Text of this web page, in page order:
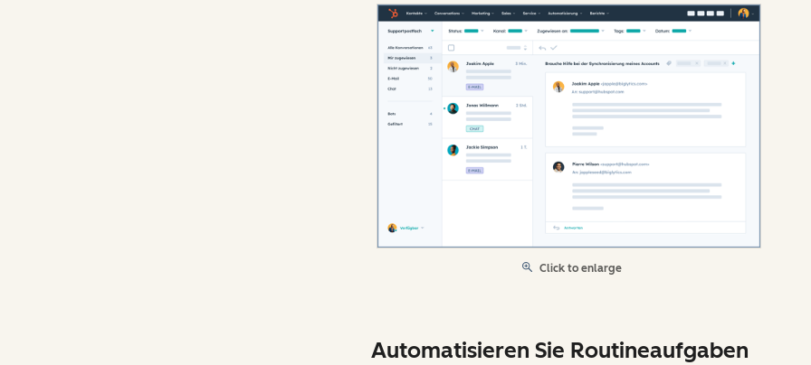
Click to enlarge
Automatisieren Sie Routineaufgaben